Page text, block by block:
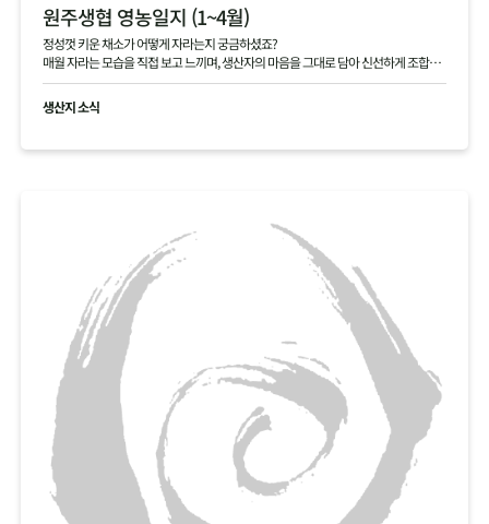
원주생협 영농일지 (1~4월)
정성껏 키운 채소가 어떻게 자라는지 궁금하셨죠?
매월 자라는 모습을 직접 보고 느끼며, 생산자의 마음을 그대로 담아 신선하게 조합원
님께 전달해 드립니다.
생산지 소식